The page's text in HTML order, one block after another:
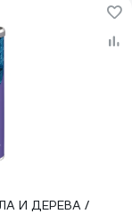
И ДЕРЕВА /